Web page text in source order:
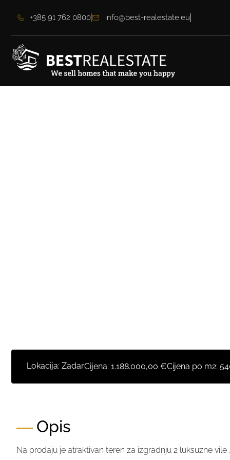
+385 91 762 0800 info@best-realestate.eu
Lokacija: ZadarCijena: 1.188.000,00 €Cijena po m2:
Opis
Na prodaju je atraktivan teren za izgradnju 2 luksuzne vile .